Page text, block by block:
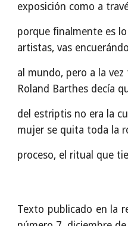
exposición como a
porque finalmente es
artistas, vas
al mundo, pero a la
Roland Barthes decía
del estriptis no era la
mujer se quita toda la
proceso, el ritual que
Texto publicado en la